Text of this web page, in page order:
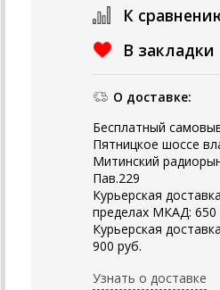
К
В закладки
О доставке:
Бесплатный
Пятницкое шоссе
Митинский
Пав.229
Курьерская
пределах МКАД: 650
Курьерская
900 руб.
Узнать о доставке